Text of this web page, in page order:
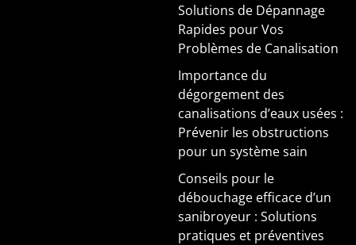
Solutions de Dépannage
Rapides pour Vos
Problèmes de Canalisation
Importance du
dégorgement des
canalisations d’eaux usées :
Prévenir les obstructions
pour un système sain
Conseils pour le
débouchage efficace d’un
sanibroyeur : Solutions
pratiques et préventives